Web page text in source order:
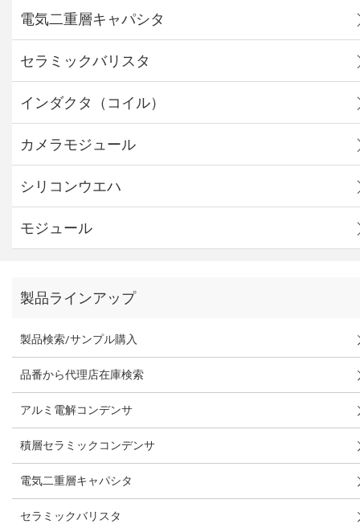
電気二重層キャパシタ
セラミックバリスタ
インダクタ（コイル）
カメラモジュール
シリコンウエハ
モジュール
製品ラインアップ
製品検索/サンプル購入
品番から代理店在庫検索
アルミ電解コンデンサ
積層セラミックコンデンサ
電気二重層キャパシタ
セラミックバリスタ